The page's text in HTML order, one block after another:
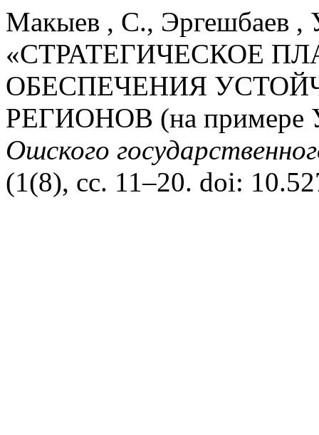
Макыев , С., Эргешбаев ,
«СТРАТЕГИЧЕСКОЕ
ОБЕСПЕЧЕНИЯ
РЕГИОНОВ (на примере
Ошского
(1(8), сс. 11–20. doi: